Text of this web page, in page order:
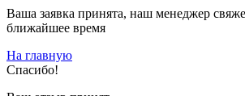
Ваша заявка принята, наш менеджер
ближайшее время
На главную
Спасибо!